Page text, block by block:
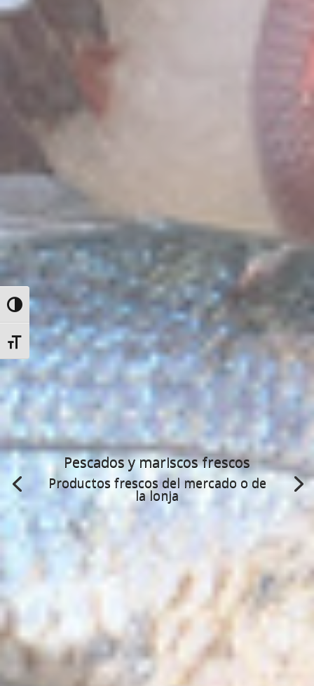
Alternar alto contraste
Alternar tamaño de letra
Pescados y mariscos frescos
Productos frescos del mercado o de
la lonja